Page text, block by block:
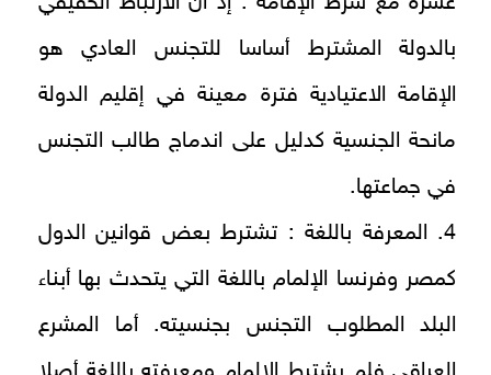
بالدولة المشترط أساسا للتجنس العادي هو
الإقامة الاعتيادية فترة معينة في إقليم الدولة
مانحة الجنسية كدليل على اندماج طالب التجنس
في جماعتها.
4. المعرفة باللغة : تشترط بعض قوانين الدول
كمصر وفرنسا الإلمام باللغة التي يتحدث بها أبناء
البلد المطلوب التجنس بجنسيته. أما المشرع